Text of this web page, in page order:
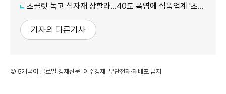
초콜릿 녹고 식자재 상할라…40도 폭염에 식품업계 '초긴장'
기자의 다른기사
©'5개국어 글로벌 경제신문' 아주경제. 무단전재·재배포 금지